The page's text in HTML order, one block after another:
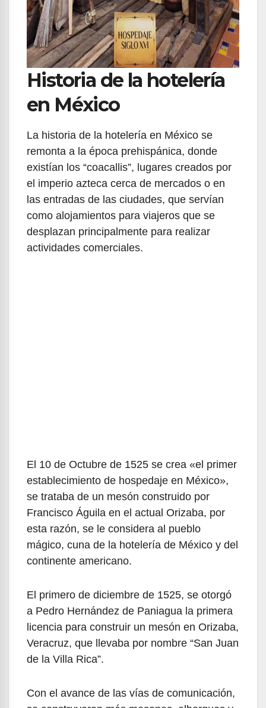
Historia de la hotelería
en México
La historia de la hotelería en México se
remonta a la época prehispánica, donde
existían los “coacallis”, lugares creados por
el imperio azteca cerca de mercados o en
las entradas de las ciudades, que servían
como alojamientos para viajeros que se
desplazan principalmente para realizar
actividades comerciales.
El 10 de Octubre de 1525 se crea «el primer
establecimiento de hospedaje en México»,
se trataba de un mesón construido por
Francisco Águila en el actual Orizaba, por
esta razón, se le considera al pueblo
mágico, cuna de la hotelería de México y del
continente americano.
El primero de diciembre de 1525, se otorgó
a Pedro Hernández de Paniagua la primera
licencia para construir un mesón en Orizaba,
Veracruz, que llevaba por nombre “San Juan
de la Villa Rica”.
Con el avance de las vías de comunicación,